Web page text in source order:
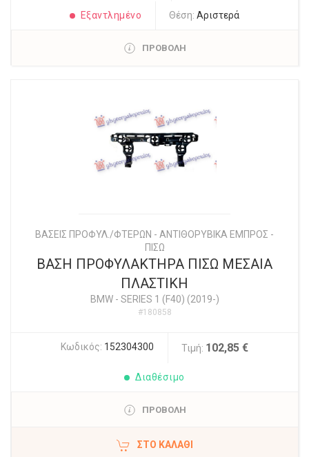
Εξαντλημένο Θέση:Αριστερά
ΠΡΟΒΟΛΗ
ΒΑΣΕΙΣ ΠΡΟΦΥΛ./ΦΤΕΡΩΝ - ΑΝΤΙΘΟΡΥΒΙΚΑ ΕΜΠΡΟΣ -
ΠΙΣΩ
ΒΑΣΗ ΠΡΟΦΥΛΑΚΤΗΡΑ ΠΙΣΩ ΜΕΣΑΙΑ
ΠΛΑΣΤΙΚΗ
BMW- SERIES 1 (F40) (2019-)
#180858
Κωδικός: 152304300 Τιμή: 102,85 €
Διαθέσιμο
ΠΡΟΒΟΛΗ
ΣΤΟ ΚΑΛΆΘΙ